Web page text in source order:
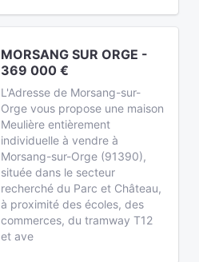
MORSANG SUR ORGE -
369 000 €
L'Adresse de Morsang-sur-
Orge vous propose une maison
Meulière entièrement
individuelle à vendre à
Morsang-sur-Orge (91390),
située dans le secteur
recherché du Parc et Château,
à proximité des écoles, des
commerces, du tramway T12
et ave